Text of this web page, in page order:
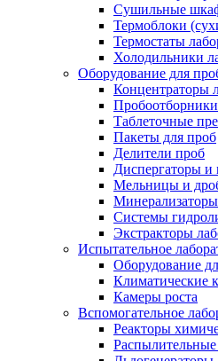
Сушильные
Термоблоки
Термостаты
Холодильники
Оборудование для
Концентраторы
Пробоотборники
Таблеточные
Пакеты для проб
Делители проб
Диспергаторы и
Мельницы и
Системы
Экстракторы
Испытательное
Оборудование
Климатические
Камеры роста
Вспомогательное
Реакторы